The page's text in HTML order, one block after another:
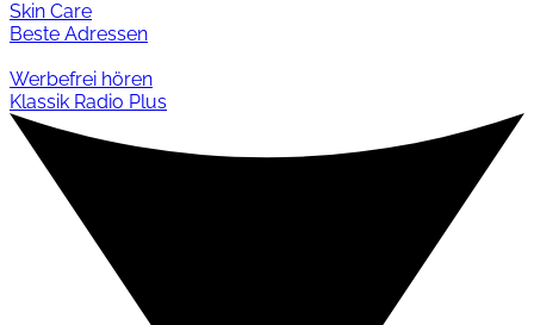
Skin Care
Beste Adressen
Werbefrei hören
Klassik Radio Plus